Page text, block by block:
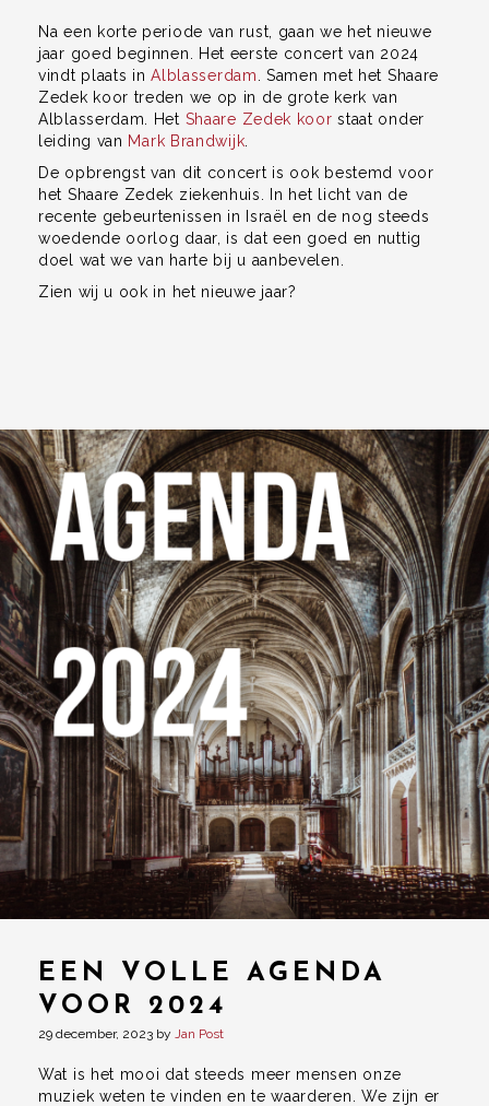
Na een korte periode van rust, gaan we het nieuwe
jaar goed beginnen. Het eerste concert van 2024
vindt plaats inAlblasserdam
. Samen met het Shaare
Zedek koor treden we op in de grote kerk van
Alblasserdam. Het Shaare Zedek koor staat onder
leiding van Mark Brandwijk
De opbrengst van dit concert is ook bestemd voor
het Shaare Zedek ziekenhuis. In het licht van de
recente gebeurtenissen in Israël en de nog steeds
woedende oorlog daar, is dat een goed en nuttig
doel wat we van harte bij u aanbevelen.
Zien wij u ook in het nieuwe jaar?
EEN VOLLE AGENDA
VOOR 2024
29 december, 2023 by Jan Post
Wat is het mooi dat steeds meer mensen onze
muziek weten te vinden en te waarderen. We zijn er